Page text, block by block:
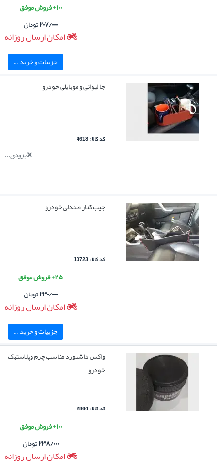
۱۰۰+ فروش موفق
۲۰۷/۰۰۰تومان
امکان ارسال روزانه
جزییات و خرید ...
جا لیوانی و موبایلی خودرو
کد کالا : 4618
بزودی...
جیب کنار صندلی خودرو
کد کالا : 10723
۲۵+ فروش موفق
۲۳۰/۰۰۰تومان
امکان ارسال روزانه
جزییات و خرید ...
واکس داشبورد مناسب چرم وپلاستیک
خودرو
کد کالا : 2864
۱۰۰+ فروش موفق
۲۳۸/۰۰۰تومان
امکان ارسال روزانه